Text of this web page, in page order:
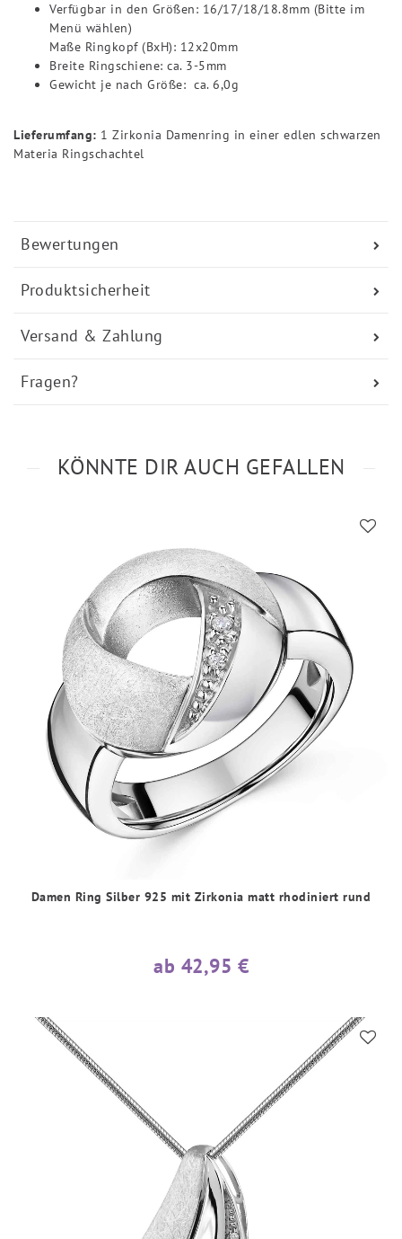
Bewertungen
Produktsicherheit
Versand & Zahlung
Fragen?
Verfügbar in den Größen: 16/17/18/18.8mm (Bitte im
Menü wählen)
Maße Ringkopf (BxH): 12x20mm
Breite Ringschiene: ca. 3-5mm
Gewicht je nach Größe: ca. 6,0g
Lieferumfang: 1 Zirkonia Damenring in einer edlen schwarzen
Materia Ringschachtel
KÖNNTE DIR AUCH GEFALLEN
Damen Ring Silber 925 mit Zirkonia matt rhodiniert rund
ab 42,95 €